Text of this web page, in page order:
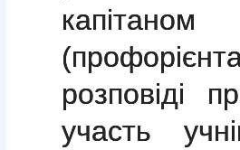
розповіді
участь